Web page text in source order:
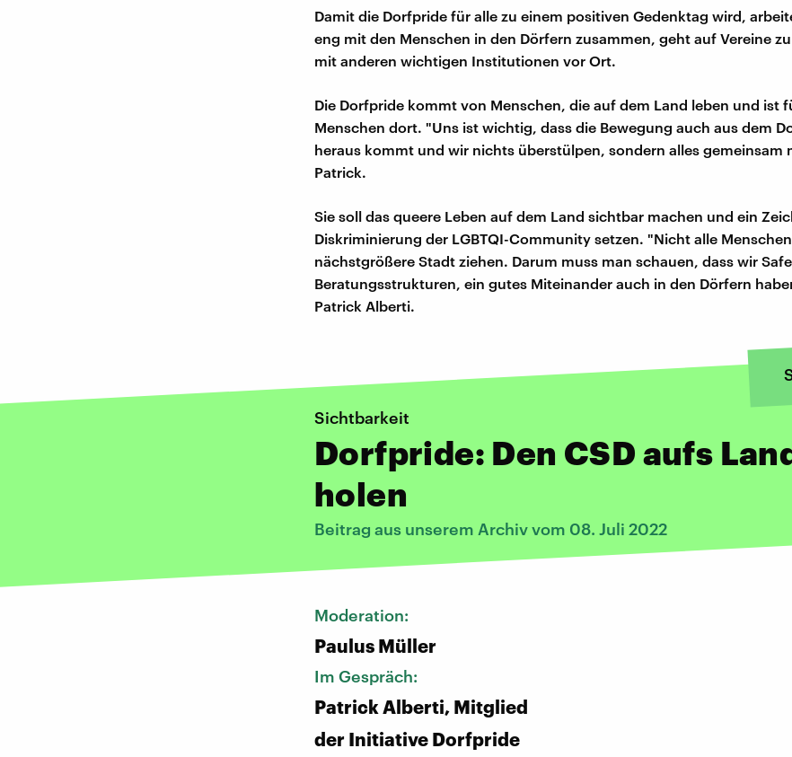
Damit die Dorfpride für alle zu einem positiven Gedenktag wird,
eng mit den Menschen in den Dörfern zusammen, geht auf Vereine
mit anderen wichtigen Institutionen vor Ort.
Die Dorfpride kommt von Menschen, die auf dem Land leben und ist
Menschen dort. "Uns ist wichtig, dass die Bewegung auch aus dem
heraus kommt und wir nichts überstülpen, sondern alles gemeinsam
Patrick.
Sie soll das queere Leben auf dem Land sichtbar machen und ein
Diskriminierung der LGBTQI-Community setzen. "Nicht alle
nächstgrößere Stadt ziehen. Darum muss man schauen, dass wir
Beratungsstrukturen, ein gutes Miteinander auch in den Dörfern
Patrick Alberti.
Sichtbarkeit
Dorfpride: Den CSD aufs
holen
Beitrag aus unserem Archiv vom 08. Juli 2022
Moderation:
Paulus Müller
Im Gespräch:
Patrick Alberti, Mitglied
der Initiative Dorfpride